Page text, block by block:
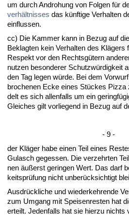
um durch An­dro­hung von Fol­gen für
verhält­nis­ses das künf­ti­ge Ver­hal­ten
ein­flus­sen.
cc) Die Kam­mer kann in Be­zug auf
Be­klag­ten kein Ver­hal­ten des Klägers
Re­spekt vor den Rechtsgütern
nut­zen be­son­de­rer Schutzwürdig­keit
den Tag le­gen würde. Bei dem
bro­che­nen Ecke ei­nes Stückes
delt es sich al­len­falls um ein
Glei­ches gilt vor­lie­gend in Be­zug auf
- 9 -
der Kläger ha­be ei­nen Teil ei­nes
Gu­lasch ge­ges­sen. Die ver­zehr­ten
nen äußerst ge­rin­gen Wert. Das darf
keitsprüfung nicht un­berück­sich­tigt
Aus­drück­li­che und wie­der­keh­ren­de
zum Um­gang mit Spei­sen­res­ten hat
er­teilt. Je­den­falls hat sie hier­zu nichts